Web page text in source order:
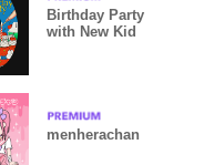
Birthday Party
with New Kid
menherachan